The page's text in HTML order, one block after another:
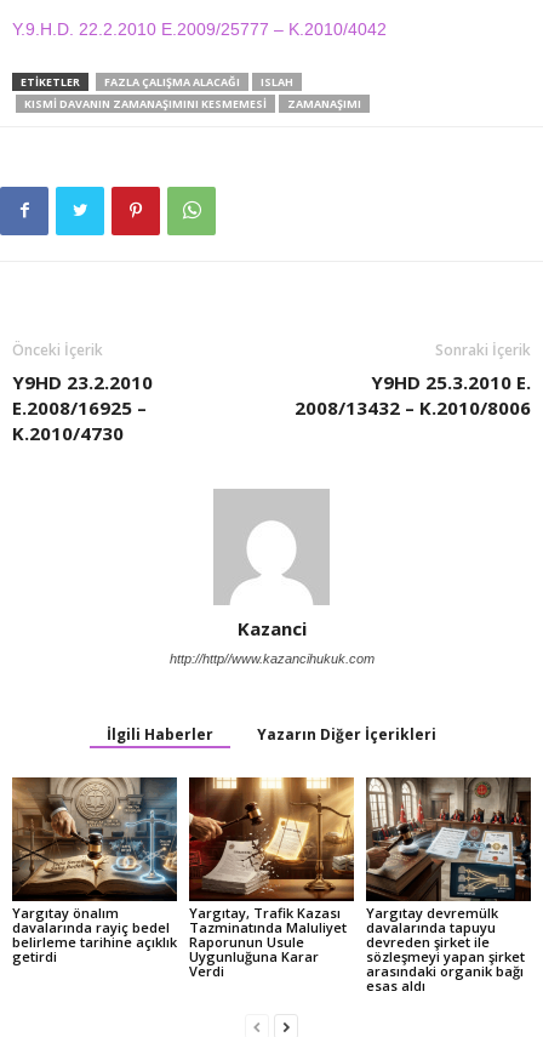
Y.9.H.D. 22.2.2010 E.2009/25777 – K.2010/4042
ETIKETLER FAZLA ÇALIŞMA ALACAĞI
ISLAH
KISMI DAVANIN ZAMANAŞIMINI KESMEMESI
ZAMANAŞIMI
Önceki İçerik
Y9HD 23.2.2010
E.2008/16925 –
K.2010/4730
Sonraki İçerik
Y9HD 25.3.2010 E.
2008/13432 – K.2010/8006
Kazanci
http://http//www.kazancihukuk.com
İlgili Haberler Yazarın Diğer İçerikleri
Yargıtay önalım
davalarında rayiç bedel
belirleme tarihine açıklık
getirdi
Yargıtay, Trafik Kazası
Tazminatında Maluliyet
Raporunun Usule
Uygunluğuna Karar
Verdi
Yargıtay devremülk
davalarında tapuyu
devreden şirket ile
sözleşmeyi yapan şirket
arasındaki organik bağı
esas aldı